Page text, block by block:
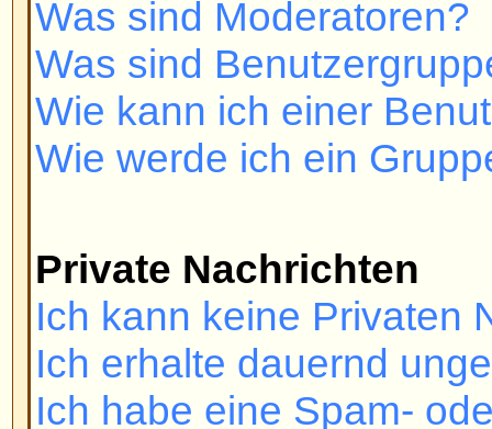
related to this board?
Registrieren und
registrieren, bevor Sie sich
Sie vom Board gebannt (in
eine Nachricht)? Wenn dem so
Webmaster oder den